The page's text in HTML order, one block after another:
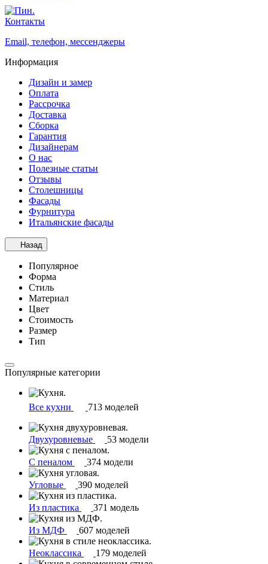
Контакты
Email, телефон, мессенджеры
Информация
Дизайн и замер
Оплата
Рассрочка
Доставка
Сборка
Гарантия
Дизайнерам
О нас
Полезные статьи
Отзывы
Столешницы
Фасады
Фурнитура
Итальянские фасады
Назад
Популярное
Форма
Стиль
Материал
Цвет
Стоимость
Размер
Тип
Популярные категории
Все кухни 713 моделей
Двухуровневые 53 модели
С пеналом 374 модели
Угловые 390 моделей
Из пластика 371 модель
Из МДФ 607 моделей
Неоклассика 179 моделей